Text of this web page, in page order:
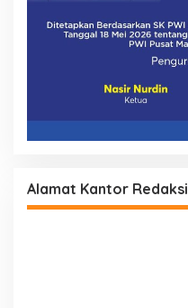
Alamat Kantor Redaksi